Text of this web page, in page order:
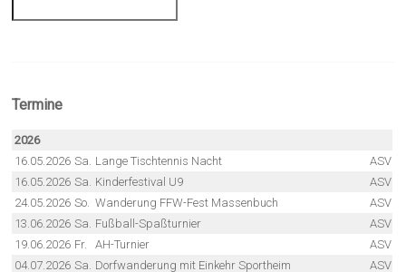
Termine
2026
16.05.2026 Sa. Lange Tischtennis Nacht
ASV
16.05.2026 Sa. Kinderfestival U9
ASV
24.05.2026 So. Wanderung FFW-Fest Massenbuch
ASV
13.06.2026 Sa. Fußball-Spaßturnier
ASV
19.06.2026 Fr. AH-Turnier
ASV
04.07.2026 Sa. Dorfwanderung mit Einkehr Sportheim ASV